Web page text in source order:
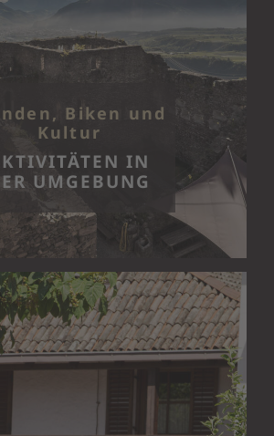
Biken und
Kultur
IN
UMGEBUNG